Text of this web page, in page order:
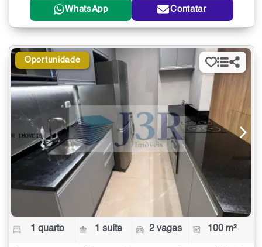
WhatsApp Contatar
Oportunidade
1 quarto 1 suíte 2 vagas 100 m²